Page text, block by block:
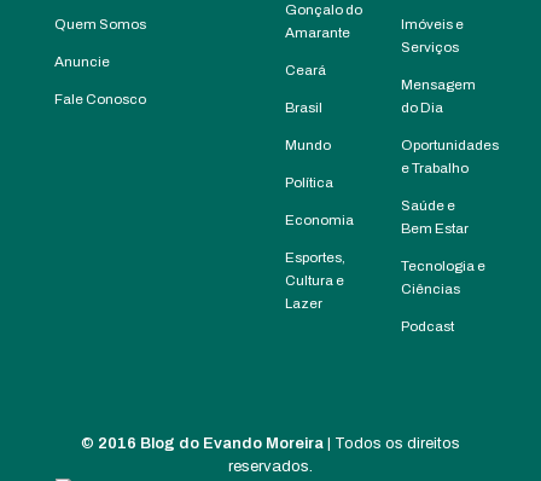
Quem Somos
Anuncie
Fale Conosco
Gonçalo do
Amarante
Ceará
Brasil
Mundo
Política
Economia
Esportes,
Cultura e
Lazer
Imóveis e
Serviços
Mensagem
do Dia
Oportunidades
e Trabalho
Saúde e
Bem Estar
Tecnologia e
Ciências
Podcast
© 2016 Blog do Evando Moreira | Todos os direitos
reservados.